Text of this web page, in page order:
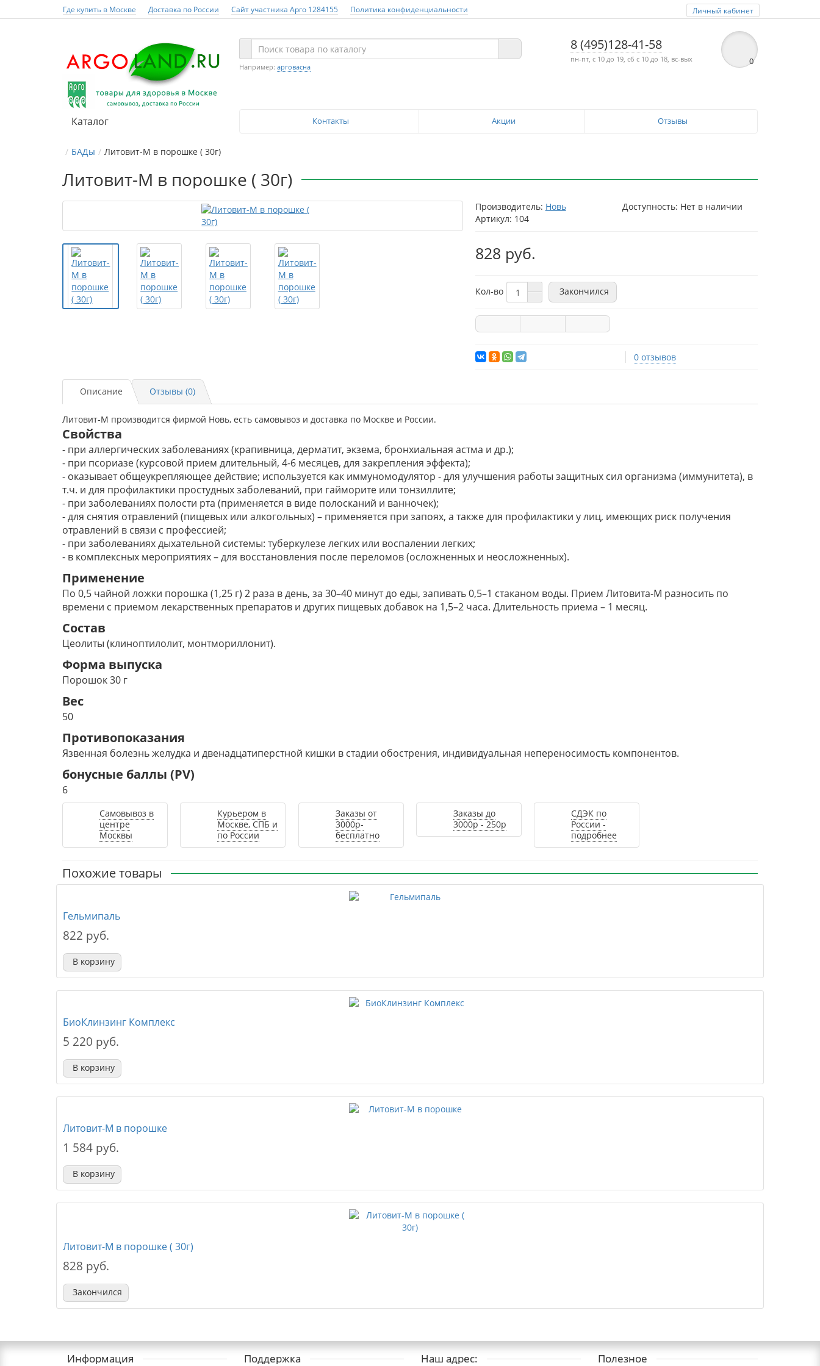
Личный кабинет
Где купить в Москве Доставка по России Сайт участника Арго 1284155 Политика конфиденциальности
8 (495)128-41-58
пн-пт, с 10 до 19, сб с 10 до 18, вс-вых 0
Например: арговасна
Контакты Акции Отзывы
Каталог
БАДы Литовит-М в порошке ( 30г)
Литовит-М в порошке ( 30г)
Производитель: Новь
Доступность: Нет в наличии
Артикул: 104
828 руб.
Кол-во Закончился
0 отзывов
Описание Отзывы (0)
Литовит-М производится фирмой Новь, есть самовывоз и доставка по Москве и России.
Свойства
- при аллергических заболеваниях (крапивница, дерматит, экзема, бронхиальная астма и др.);
- при псориазе (курсовой прием длительный, 4-6 месяцев, для закрепления эффекта);
- оказывает общеукрепляющее действие; используется как иммуномодулятор - для улучшения работы защитных сил организма (иммунитета), в
т.ч. и для профилактики простудных заболеваний, при гайморите или тонзиллите;
- при заболеваниях полости рта (применяется в виде полосканий и ванночек);
- для снятия отравлений (пищевых или алкогольных) – применяется при запоях, а также для профилактики у лиц, имеющих риск получения
отравлений в связи с профессией;
- при заболеваниях дыхательной системы: туберкулезе легких или воспалении легких;
- в комплексных мероприятиях – для восстановления после переломов (осложненных и неосложненных).
Применение
По 0,5 чайной ложки порошка (1,25 г) 2 раза в день, за 30–40 минут до еды, запивать 0,5–1 стаканом воды. Прием Литовита­-М разносить по
времени с приемом лекарственных препаратов и других пищевых добавок на 1,5–2 часа. Длительность приема – 1 месяц.
Состав
Цеолиты (клиноптилолит, монтмориллонит).
Форма выпуска
Порошок 30 г
Вес
50
Противопоказания
Язвенная болезнь желудка и двенадцатиперстной кишки в стадии обострения, индивидуальная непереносимость компонентов.
бонусные баллы (PV)
6
Самовывоз в
центре
Москвы
Курьером в
Москве, СПБ и
по России
Заказы от
3000р-
бесплатно
Заказы до
3000р - 250р
СДЭК по
России -
подробнее
Похожие товары
Гельмипаль
822 руб.
В корзину
БиоКлинзинг Комплекс
5 220 руб.
В корзину
Литовит-М в порошке
1 584 руб.
В корзину
Литовит-М в порошке ( 30г)
828 руб.
Закончился
Информация Поддержка Наш адрес: Полезное